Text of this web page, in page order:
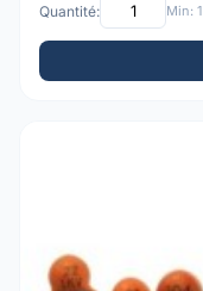
Quantité: Min: 1